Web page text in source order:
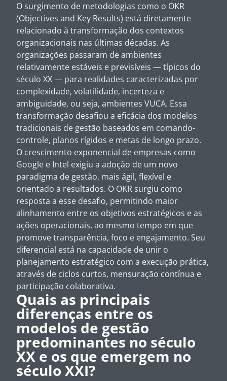
O surgimento de metodologias como o OKR
(Objectives and Key Results) está diretamente
relacionado à transformação dos contextos
organizacionais nas últimas décadas. As
organizações passaram de ambientes
relativamente estáveis e previsíveis — típicos do
século XX — para realidades caracterizadas por
complexidade, volatilidade, incerteza e
ambiguidade, ou seja, ambientes VUCA. Essa
transformação desafiou a eficácia dos modelos
tradicionais de gestão baseados em comando-
controle, planos rígidos e metas de longo prazo.
O crescimento exponencial de empresas como
Google e Intel exigiu a adoção de um novo
paradigma de gestão, mais ágil, flexível e
orientado a resultados. O OKR surgiu como
resposta a esse desafio, permitindo maior
alinhamento entre os objetivos estratégicos e as
ações operacionais, ao mesmo tempo em que
promove transparência, foco e engajamento. Seu
diferencial está na capacidade de unir o
planejamento estratégico com a execução prática,
através de ciclos curtos, mensuração contínua e
participação colaborativa.
Quais as principais
diferenças entre os
modelos de gestão
predominantes no século
XX e os que emergem no
século XXI?